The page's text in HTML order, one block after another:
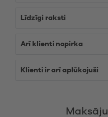
Līdzīgi raksti
Arī klienti nopirka
Klienti ir arī aplūkojuši